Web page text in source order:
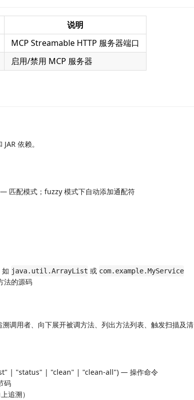
说明
MCP Streamable HTTP 服务器端口
启用/禁用 MCP 服务器
依赖。
配模式；fuzzy 模式下自动添加通配符
java.util.ArrayList 或 com.example.MyService
法的源码
调用者、向下展开被调方法、列出方法列表、触发扫描及清
| "status" | "clean" | "clean-all") — 操作命令
码
追溯）